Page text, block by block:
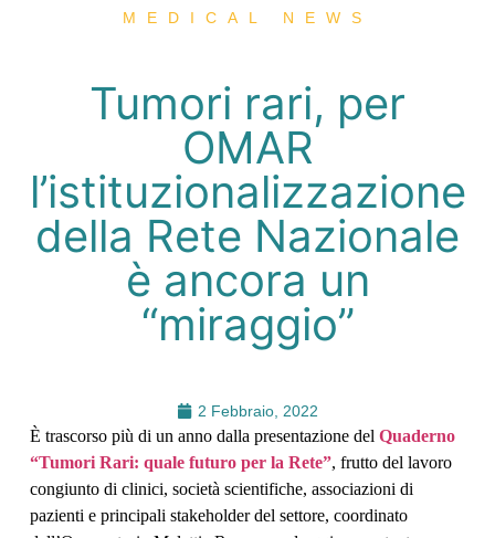
MEDICAL NEWS
Tumori rari, per
OMAR
l’istituzionalizzazione
della Rete Nazionale
è ancora un
“miraggio”
2 Febbraio, 2022
È trascorso più di un anno dalla presentazione del Quaderno
“Tumori Rari: quale futuro per la Rete”, frutto del lavoro
congiunto di clinici, società scientifiche, associazioni di
pazienti e principali stakeholder del settore, coordinato